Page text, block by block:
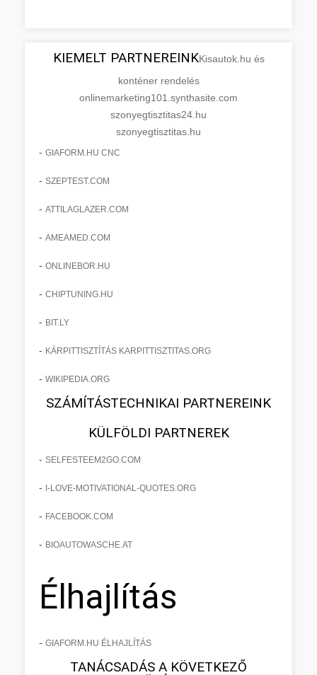
KIEMELT PARTNEREINKKisautok.hu és
konténer rendelés
onlinemarketing101.synthasite.com
szonyegtisztitas24.hu
szonyegtisztitas.hu
- GIAFORM.HU CNC
- SZEPTEST.COM
- ATTILAGLAZER.COM
- AMEAMED.COM
- ONLINEBOR.HU
- CHIPTUNING.HU
- BIT.LY
- KÁRPITTISZTÍTÁS KARPITTISZTITAS.ORG
- WIKIPEDIA.ORG
SZÁMÍTÁSTECHNIKAI PARTNEREINK
KÜLFÖLDI PARTNEREK
- SELFESTEEM2GO.COM
- I-LOVE-MOTIVATIONAL-QUOTES.ORG
- FACEBOOK.COM
- BIOAUTOWASCHE.AT
Élhajlítás
- GIAFORM.HU ÉLHAJLÍTÁS
TANÁCSADÁS A KÖVETKEZŐ